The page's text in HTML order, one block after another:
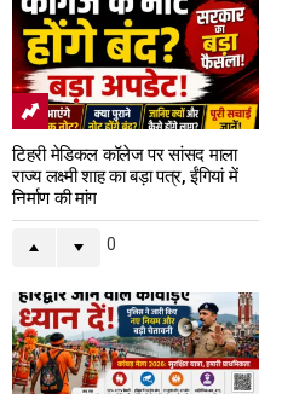
टिहरी मेडिकल कॉलेज पर सांसद माला
राज्य लक्ष्मी शाह का बड़ा पत्र, ईंगियां में
निर्माण की मांग
0